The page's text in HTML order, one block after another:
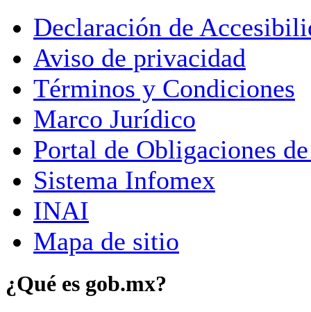
Declaración de
Aviso de privacidad
Términos y Condiciones
Marco Jurídico
Portal de Obligaciones
Sistema Infomex
INAI
Mapa de sitio
¿Qué es gob.mx?